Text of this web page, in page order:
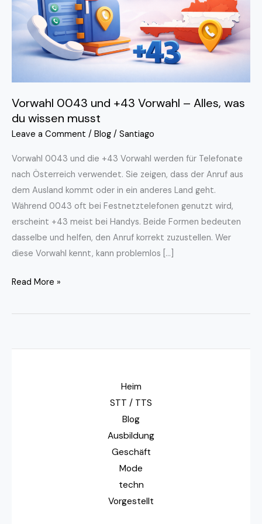
Vorwahl 0043 und +43 Vorwahl – Alles, was
du wissen musst
Leave a Comment / Blog / Santiago
Vorwahl 0043 und die +43 Vorwahl werden für Telefonate
nach Österreich verwendet. Sie zeigen, dass der Anruf aus
dem Ausland kommt oder in ein anderes Land geht.
Während 0043 oft bei Festnetztelefonen genutzt wird,
erscheint +43 meist bei Handys. Beide Formen bedeuten
dasselbe und helfen, den Anruf korrekt zuzustellen. Wer
diese Vorwahl kennt, kann problemlos […]
–
Alles,
was
du
Read More »
Heim
STT / TTS
Blog
Ausbildung
Geschäft
Mode
techn
Vorgestellt